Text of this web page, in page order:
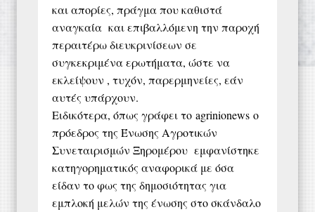
και απορίες, πράγμα που καθιστά
αναγκαία και επιβαλλόμενη την παροχή
περαιτέρω διευκρινίσεων σε
συγκεκριμένα ερωτήματα, ώστε να
εκλείψουν , τυχόν, παρερμηνείες, εάν
αυτές υπάρχουν.
Ειδικότερα, όπως γράφει το agrinionews ο
πρόεδρος της Ένωσης Αγροτικών
Συνεταιρισμών Ξηρομέρου εμφανίστηκε
κατηγορηματικός αναφορικά με όσα
είδαν το φως της δημοσιότητας για
εμπλοκή μελών της ένωσης στο σκάνδαλο